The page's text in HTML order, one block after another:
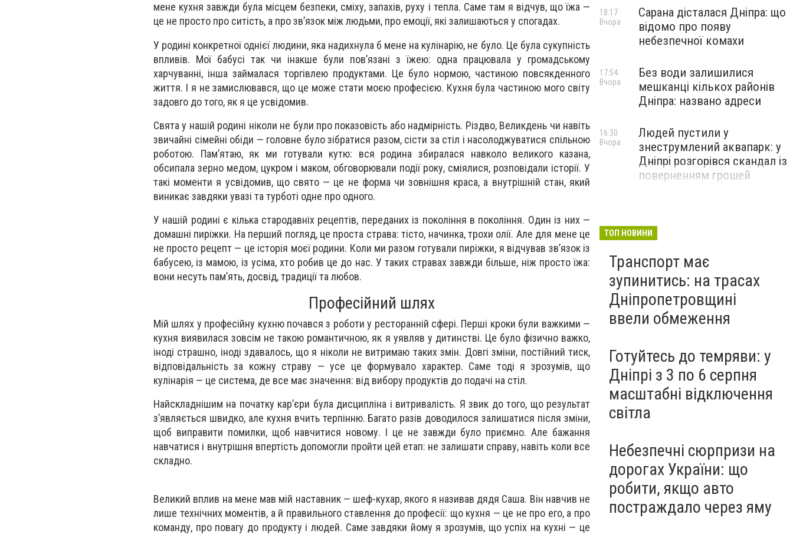
мене кухня завжди була місцем безпеки, сміху, запахів, руху і тепла. Саме там я відчув, що їжа —
це не просто про ситість, а про зв’язок між людьми, про емоції, які залишаються у спогадах.
У родині конкретної однієї людини, яка надихнула б мене на кулінарію, не було. Це була сукупність
впливів. Мої бабусі так чи інакше були пов’язані з їжею: одна працювала у громадському
харчуванні, інша займалася торгівлею продуктами. Це було нормою, частиною повсякденного
життя. І я не замислювався, що це може стати моєю професією. Кухня була частиною мого світу
задовго до того, як я це усвідомив.
Свята у нашій родині ніколи не були про показовість або надмірність. Різдво, Великдень чи навіть
звичайні сімейні обіди — головне було зібратися разом, сісти за стіл і насолоджуватися спільною
роботою. Пам’ятаю, як ми готували кутю: вся родина збиралася навколо великого казана,
обсипала зерно медом, цукром і маком, обговорювали події року, сміялися, розповідали історії. У
такі моменти я усвідомив, що свято — це не форма чи зовнішня краса, а внутрішній стан, який
виникає завдяки увазі та турботі одне про одного.
У нашій родині є кілька стародавніх рецептів, переданих із покоління в покоління. Один із них —
домашні пиріжки. На перший погляд, це проста страва: тісто, начинка, трохи олії. Але для мене це
не просто рецепт — це історія моєї родини. Коли ми разом готували пиріжки, я відчував зв’язок із
бабусею, із мамою, із усіма, хто робив це до нас. У таких стравах завжди більше, ніж просто їжа:
вони несуть пам’ять, досвід, традиції та любов.
Професійний шлях
Мій шлях у професійну кухню почався з роботи у ресторанній сфері. Перші кроки були важкими —
кухня виявилася зовсім не такою романтичною, як я уявляв у дитинстві. Це було фізично важко,
іноді страшно, іноді здавалось, що я ніколи не витримаю таких змін. Довгі зміни, постійний тиск,
відповідальність за кожну страву — усе це формувало характер. Саме тоді я зрозумів, що
кулінарія — це система, де все має значення: від вибору продуктів до подачі на стіл.
Найскладнішим на початку кар’єри була дисципліна і витривалість. Я звик до того, що результат
з’являється швидко, але кухня вчить терпінню. Багато разів доводилося залишатися після зміни,
щоб виправити помилки, щоб навчитися новому. І це не завжди було приємно. Але бажання
навчатися і внутрішня впертість допомогли пройти цей етап: не залишати справу, навіть коли все
складно.
Великий вплив на мене мав мій наставник — шеф-кухар, якого я називав дядя Саша. Він навчив не
лише технічних моментів, а й правильного ставлення до професії: що кухня — це не про его, а про
команду, про повагу до продукту і людей. Саме завдяки йому я зрозумів, що успіх на кухні — це
Сарана дісталася Дніпра: що
відомо про появу
небезпечної комахи
18:17
Вчора
Без води залишилися
мешканці кількох районів
Дніпра: названо адреси
17:54
Вчора
Людей пустили у
знеструмлений аквапарк: у
Дніпрі розгорівся скандал із
поверненням грошей
16:30
Вчора
ТОП НОВИНИ
Транспорт має
зупинитись: на трасах
Дніпропетровщині
ввели обмеження
Готуйтесь до темряви: у
Дніпрі з 3 по 6 серпня
масштабні відключення
світла
Небезпечні сюрпризи на
дорогах України: що
робити, якщо авто
постраждало через яму